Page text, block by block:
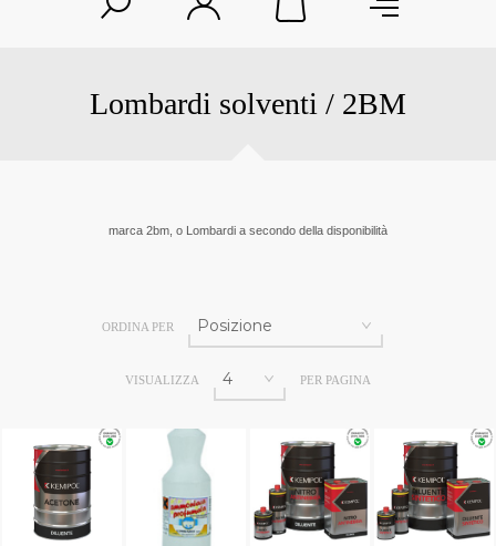
Lombardi solventi / 2BM
marca 2bm, o Lombardi a secondo della disponibilità
ORDINA PER
VISUALIZZA PER PAGINA